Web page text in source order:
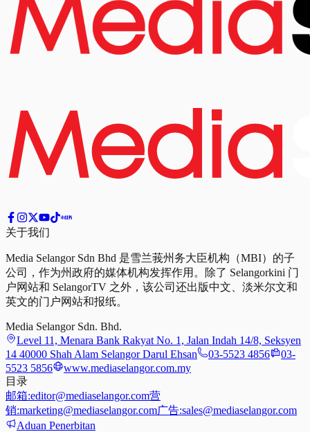
关于我们
Media Selangor Sdn Bhd 是雪兰莪州务大臣机构（MBI）的子
公司，作为州政府的媒体机构发挥作用。除了 Selangorkini 门
户网站和 SelangorTV 之外，该公司还出版中文、淡米尔文和
英文的门户网站和报纸。
Media Selangor Sdn. Bhd.
Level 11, Menara Bank Rakyat No. 1, Jalan Indah 14/8, Seksyen
14 40000 Shah Alam Selangor Darul Ehsan
03-5523 4856
03-
5523 5856
www.mediaselangor.com.my
目录
邮箱:editor@mediaselangor.com营
销:marketing@mediaselangor.com广告:sales@mediaselangor.com
Aduan Penerbitan